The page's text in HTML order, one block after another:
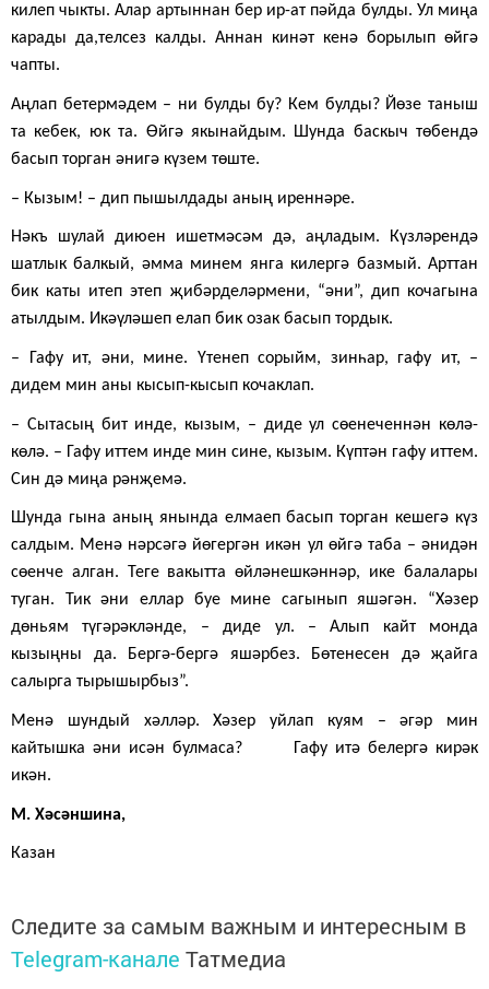
килеп чыкты. Алар артыннан бер ир-ат пәйда булды. Ул миңа
карады да,телсез калды. Аннан кинәт кенә борылып өйгә
чапты.
Аңлап бетермәдем – ни булды бу? Кем булды? Йөзе таныш
та кебек, юк та. Өйгә якынайдым. Шунда баскыч төбендә
басып торган әнигә күзем төште.
– Кызым! – дип пышылдады аның иреннәре.
Нәкъ шулай диюен ишетмәсәм дә, аңладым. Күзләрендә
шатлык балкый, әмма минем янга килергә базмый. Арттан
бик каты итеп этеп җибәрделәрмени, “әни”, дип кочагына
атылдым. Икәүләшеп елап бик озак басып тордык.
– Гафу ит, әни, мине. Үтенеп сорыйм, зинһар, гафу ит, –
дидем мин аны кысып-кысып кочаклап.
– Сытасың бит инде, кызым, – диде ул сөенеченнән көлә-
көлә. – Гафу иттем инде мин сине, кызым. Күптән гафу иттем.
Син дә миңа рәнҗемә.
Шунда гына аның янында елмаеп басып торган кешегә күз
салдым. Менә нәрсәгә йөгергән икән ул өйгә таба – әнидән
сөенче алган. Теге вакытта өйләнешкәннәр, ике балалары
туган. Тик әни еллар буе мине сагынып яшәгән. “Хәзер
дөньям түгәрәкләнде, – диде ул. – Алып кайт монда
кызыңны да. Бергә-бергә яшәрбез. Бөтенесен дә җайга
салырга тырышырбыз”.
Менә шундый хәлләр. Хәзер уйлап куям – әгәр мин
кайтышка әни исән булмаса? Гафу итә белергә кирәк
икән.
М. Хәсәншина,
Казан
Следите за самым важным и интересным в
Telegram-канале Татмедиа